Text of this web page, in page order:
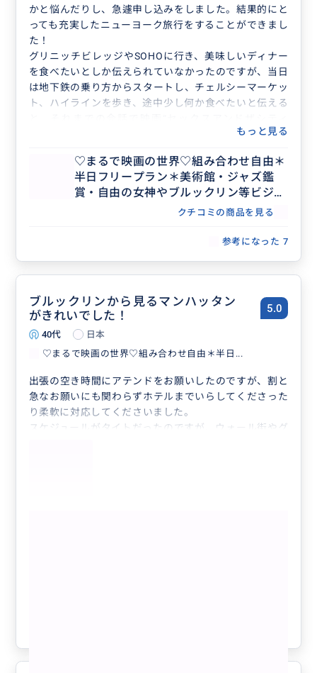
かと悩んだりし、急遽申し込みをしました。結果的にと
っても充実したニューヨーク旅行をすることができまし
た！
グリニッチビレッジやSOHOに行き、美味しいディナー
を食べたいとしか伝えられていなかったのですが、当日
は地下鉄の乗り方からスタートし、チェルシーマーケッ
ト、ハイラインを歩き、途中少し何か食べたいと伝える
ー“が好きだと話していたことから、その中で登場した
ってウィリアムズバーグに行き、とてもオシャレで美味
しいお店で食べることもできました！一人では見つけら
れなかったニューヨークの街を楽しみました。
それから、当日だけではなく、その後の旅行の中で困っ
も安心して、より充実したニューヨーク旅行となりまし
た！本当に申し込んで良かったです‼︎
もっと見る
♡まるで映画の世界♡組み合わせ自由＊
半日フリープラン＊美術館・ジャズ鑑
賞・自由の女神やブルックリン等ビジネ
ス渡航にもおすすめ♡人数上限なし
クチコミの商品を見る
参考になった 7
ブルックリンから見るマンハッタン
がきれいでした！
5.0
40代
日本
♡まるで映画の世界♡組み合わせ自由＊半日...
出張の空き時間にアテンドをお願いしたのですが、割と
急なお願いにも関わらずホテルまでいらしてくださった
り柔軟に対応してくださいました。
スケジュールがタイトだったのですが、ウォール街やグ